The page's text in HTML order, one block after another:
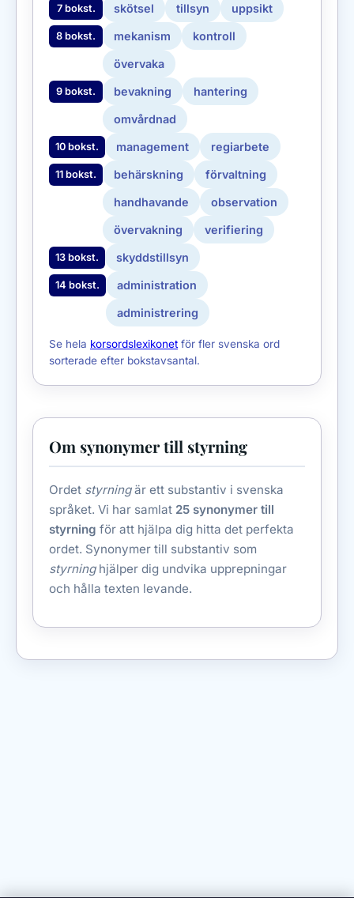
7 bokst. skötsel tillsyn uppsikt
8 bokst. mekanism kontroll
övervaka
9 bokst. bevakning hantering
omvårdnad
10 bokst. management regiarbete
11 bokst. behärskning förvaltning
handhavande observation
övervakning verifiering
13 bokst. skyddstillsyn
14 bokst. administration
administrering
Se hela korsordslexikonet för fler svenska ord
sorterade efter bokstavsantal.
Om synonymer till styrning
Ordet styrningär ett substantiv i svenska
språket. Vi har samlat 25 synonymer till
styrning för att hjälpa dig hitta det perfekta
ordet. Synonymer till substantiv som
styrninghjälper dig undvika upprepningar
och hålla texten levande.